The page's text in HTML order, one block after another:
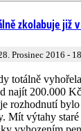
zkolabuje již v
Prosinec 2016 -
totálně
najít 200.000
rozhodnutí bylo
Mít výtahy